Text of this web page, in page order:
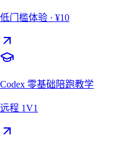
低门槛体验 · ¥10
Codex 零基础陪跑教学
远程 1V1